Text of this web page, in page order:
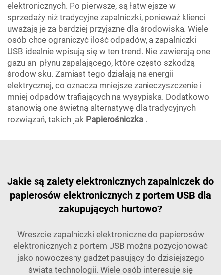
elektronicznych. Po pierwsze, są łatwiejsze w
sprzedaży niż tradycyjne zapalniczki, ponieważ klienci
uważają je za bardziej przyjazne dla środowiska. Wiele
osób chce ograniczyć ilość odpadów, a zapalniczki
USB idealnie wpisują się w ten trend. Nie zawierają one
gazu ani płynu zapalającego, które często szkodzą
środowisku. Zamiast tego działają na energii
elektrycznej, co oznacza mniejsze zanieczyszczenie i
mniej odpadów trafiających na wysypiska. Dodatkowo
stanowią one świetną alternatywę dla tradycyjnych
rozwiązań, takich jak Papierośniczka .
Jakie są zalety elektronicznych zapalniczek do
papierosów elektronicznych z portem USB dla
zakupujących hurtowo?
Wreszcie zapalniczki elektroniczne do papierosów
elektronicznych z portem USB można pozycjonować
jako nowoczesny gadżet pasujący do dzisiejszego
świata technologii. Wiele osób interesuje się